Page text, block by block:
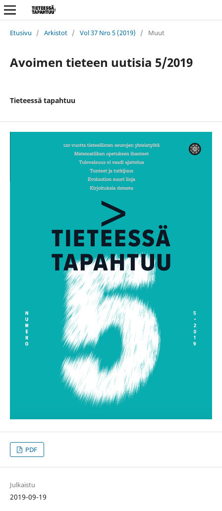
Etusivu / Arkistot / Vol 37 Nro 5 (2019) / Muut
Avoimen tieteen uutisia 5/2019
Tieteessä tapahtuu
PDF
Julkaistu
2019-09-19